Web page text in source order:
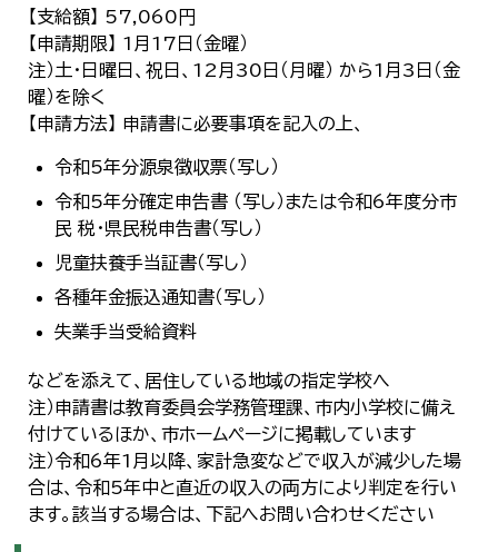
【支給額】 57,060円
【申請期限】 1月17日（金曜）
注）土・日曜日、祝日、12月30日（月曜） から1月3日（金
曜）を除く
【申請方法】 申請書に必要事項を記入の上、
令和5年分源泉徴収票（写し）
令和5年分確定申告書 （写し）または令和6年度分市
民 税・県民税申告書（写し）
児童扶養手当証書（写し）
各種年金振込通知書（写し）
失業手当受給資料
などを添えて、居住している地域の指定学校へ
注）申請書は教育委員会学務管理課、市内小学校に備え
付けているほか、市ホームページに掲載しています
注）令和6年1月以降、家計急変などで収入が減少した場
合は、令和5年中と直近の収入の両方により判定を行い
ます。該当する場合は、下記へお問い合わせください